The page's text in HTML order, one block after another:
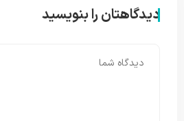
دیدگاهتان را بنویسید